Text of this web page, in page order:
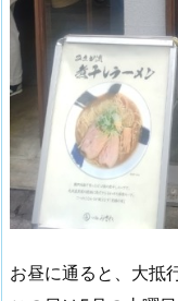
お昼に通ると、大抵